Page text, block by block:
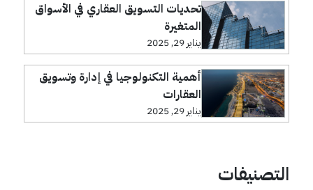
تحديات التسويق العقاري في الأسواق
المتغيرة
يناير 29, 2025
أهمية التكنولوجيا في إدارة وتسويق
العقارات
يناير 29, 2025
التصنيفات